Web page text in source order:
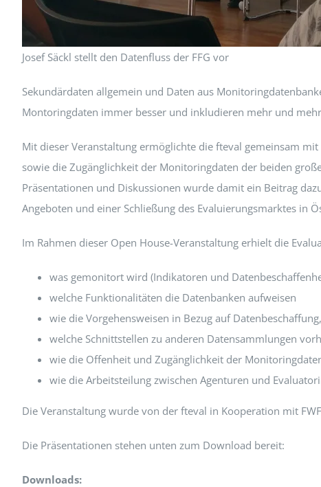
Josef Säckl stellt den Datenfluss der FFG vor
Sekundärdaten allgemein und Daten aus
Montoringdaten immer besser und inkludieren mehr und
Mit dieser Veranstaltung ermöglichte die fteval gemeinsam
sowie die Zugänglichkeit der Monitoringdaten der beiden
Präsentationen und Diskussionen wurde damit ein Beitrag
Angeboten und einer Schließung des Evaluierungsmarktes in
Im Rahmen dieser Open House-Veranstaltung erhielt die
was gemonitort wird (Indikatoren und
welche Funktionalitäten die Datenbanken aufweisen
wie die Vorgehensweisen in Bezug auf
welche Schnittstellen zu anderen Datensammlungen
wie die Offenheit und Zugänglichkeit der
wie die Arbeitsteilung zwischen Agenturen und
Die Veranstaltung wurde von der fteval in Kooperation mit
Die Präsentationen stehen unten zum Download bereit:
Downloads: